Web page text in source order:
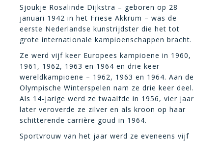
Sjoukje Rosalinde Dijkstra – geboren op 28
januari 1942 in het Friese Akkrum – was de
eerste Nederlandse kunstrijdster die het tot
grote internationale kampioenschappen bracht.
Ze werd vijf keer Europees kampioene in 1960,
1961, 1962, 1963 en 1964 en drie keer
wereldkampioene – 1962, 1963 en 1964. Aan de
Olympische Winterspelen nam ze drie keer deel.
Als 14-jarige werd ze twaalfde in 1956, vier jaar
later veroverde ze zilver en als kroon op haar
schitterende carrière goud in 1964.
Sportvrouw van het jaar werd ze eveneens vijf